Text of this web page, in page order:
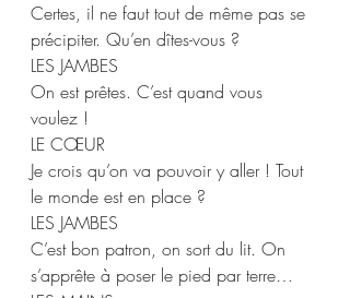
Certes, il ne faut tout de même pas se
précipiter. Qu’en dîtes-vous ?
LES JAMBES
On est prêtes. C’est quand vous
voulez !
LE CŒUR
Je crois qu’on va pouvoir y aller ! Tout
le monde est en place ?
LES JAMBES
C’est bon patron, on sort du lit. On
s’apprête à poser le pied par terre…